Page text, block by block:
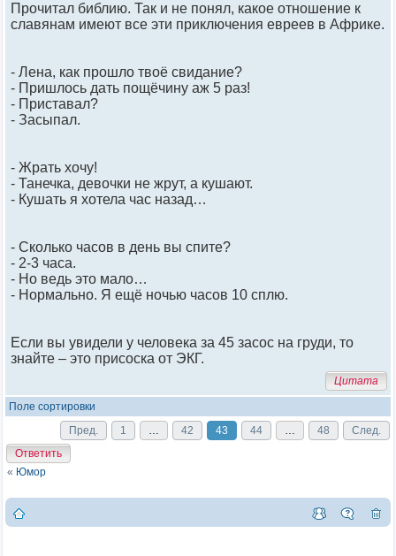
Прочитал библию. Так и не понял, какое отношение к
славянам имеют все эти приключения евреев в Африке.
- Лена, как прошло твоё свидание?
- Пришлось дать пощёчину аж 5 раз!
- Приставал?
- Засыпал.
- Жрать хочу!
- Танечка, девочки не жрут, а кушают.
- Кушать я хотела час назад…
- Сколько часов в день вы спите?
- 2-3 часа.
- Но ведь это мало…
- Нормально. Я ещё ночью часов 10 сплю.
Если вы увидели у человека за 45 засос на груди, то
знайте – это присоска от ЭКГ.
Цитата
Поле сортировки
Пред.
1 … 42 43 44 … 48
След.
Ответить
« Юмор